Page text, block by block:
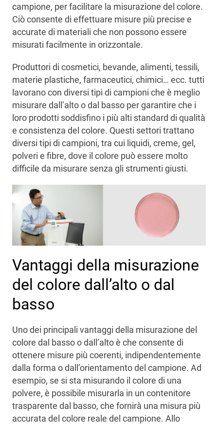
campione, per facilitare la misurazione del colore.
Ciò consente di effettuare misure più precise e
accurate di materiali che non possono essere
misurati facilmente in orizzontale.
Produttori di cosmetici, bevande, alimenti, tessili,
materie plastiche, farmaceutici, chimici… ecc. tutti
lavorano con diversi tipi di campioni che è meglio
misurare dall’alto o dal basso per garantire che i
loro prodotti soddisfino i più alti standard di qualità
e consistenza del colore. Questi settori trattano
diversi tipi di campioni, tra cui liquidi, creme, gel,
polveri e fibre, dove il colore può essere molto
difficile da misurare senza gli strumenti giusti.
Vantaggi della misurazione
del colore dall’alto o dal
basso
Uno dei principali vantaggi della misurazione del
colore dal basso o dall’alto è che consente di
ottenere misure più coerenti, indipendentemente
dalla forma o dall’orientamento del campione. Ad
esempio, se si sta misurando il colore di una
polvere, è possibile misurarla in un contenitore
trasparente dal basso, che fornirà una misura più
accurata del colore reale del campione. Allo